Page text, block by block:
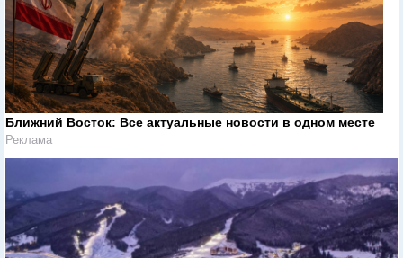
Ближний Восток: Все актуальные новости в одном месте
Реклама